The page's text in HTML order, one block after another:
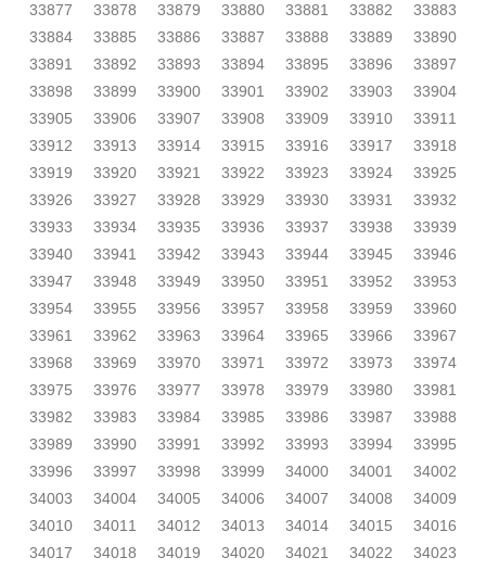
33877
33878 33879 33880 33881 33882
33883
33884
33885 33886 33887 33888 33889
33890
33891
33892 33893 33894 33895 33896
33897
33898
33899 33900 33901 33902 33903
33904
33905
33906 33907 33908 33909 33910
33911
33912
33913 33914 33915 33916 33917
33918
33919
33920 33921 33922 33923 33924
33925
33926
33927 33928 33929 33930 33931
33932
33933
33934 33935 33936 33937 33938
33939
33940
33941 33942 33943 33944 33945
33946
33947
33948 33949 33950 33951 33952
33953
33954
33955 33956 33957 33958 33959
33960
33961
33962 33963 33964 33965 33966
33967
33968
33969 33970 33971 33972 33973
33974
33975
33976 33977 33978 33979 33980
33981
33982
33983 33984 33985 33986 33987
33988
33989
33990 33991 33992 33993 33994
33995
33996
33997 33998 33999 34000 34001
34002
34003
34004 34005 34006 34007 34008
34009
34010
34011 34012 34013 34014 34015
34016
34017
34018 34019 34020 34021 34022
34023